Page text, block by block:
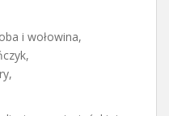
i wołowina,